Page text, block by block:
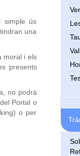
simple ús
una
moral i els
presents
no podrà
Portal o
o per